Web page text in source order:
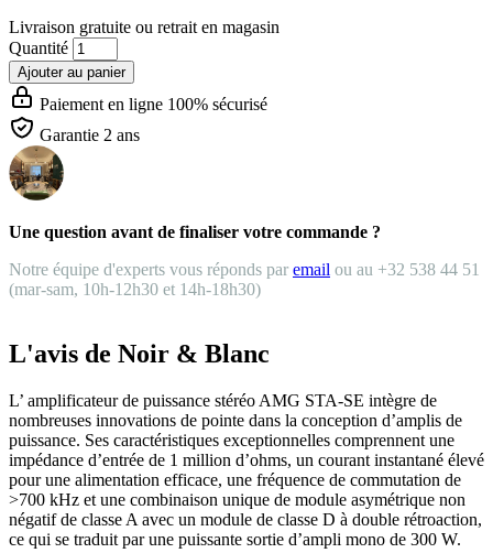
Livraison gratuite ou retrait en magasin
Quantité
Ajouter au panier
Paiement en ligne 100% sécurisé
Garantie 2 ans
Une question avant de finaliser votre commande ?
Notre équipe d'experts vous réponds par email ou au +32 538 44 51
(mar-sam, 10h-12h30 et 14h-18h30)
L'avis de Noir & Blanc
L’ amplificateur de puissance stéréo AMG STA-SE intègre de
nombreuses innovations de pointe dans la conception d’amplis de
puissance. Ses caractéristiques exceptionnelles comprennent une
impédance d’entrée de 1 million d’ohms, un courant instantané élevé
pour une alimentation efficace, une fréquence de commutation de
>700 kHz et une combinaison unique de module asymétrique non
négatif de classe A avec un module de classe D à double rétroaction,
ce qui se traduit par une puissante sortie d’ampli mono de 300 W.